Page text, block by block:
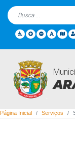
Serviços
Página Inicial Serviços